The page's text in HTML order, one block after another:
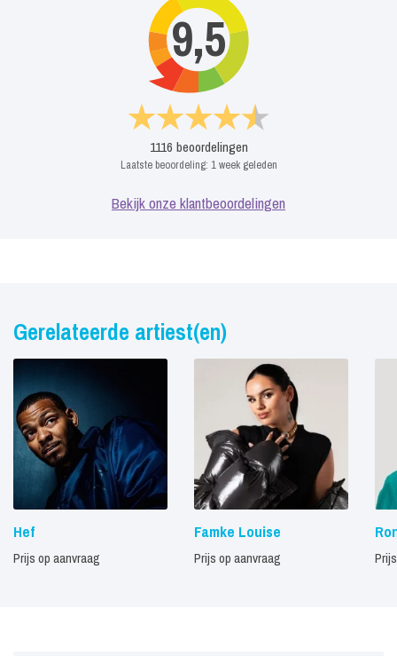
9,5
1116 beoordelingen
Laatste beoordeling: 1 week geleden
Bekijk onze klantbeoordelingen
Gerelateerde artiest(en)
Hef
Prijs op aanvraag
Famke Louise
Prijs op aanvraag